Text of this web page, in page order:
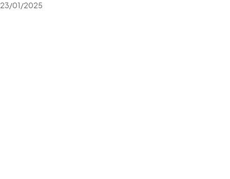
23/01/2025